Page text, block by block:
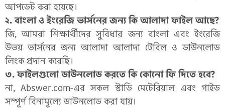
আপডেট করা হয়েছে।
২. বাংলা ও ইংরেজি ভার্সনের জন্য কি আলাদা ফাইল আছে?
জি, আমরা শিক্ষার্থীদের সুবিধার জন্য বাংলা এবং ইংরেজি
উভয় ভার্সনের জন্য আলাদা আলাদা টেবিল ও ডাউনলোড
লিংক প্রদান করেছি।
৩. ফাইলগুলো ডাউনলোড করতে কি কোনো ফি দিতে হবে?
না, Abswer.com-এর সকল স্টাডি মেটেরিয়াল এবং গাইড
সম্পূর্ণ বিনামূল্যে ডাউনলোড করা যায়।